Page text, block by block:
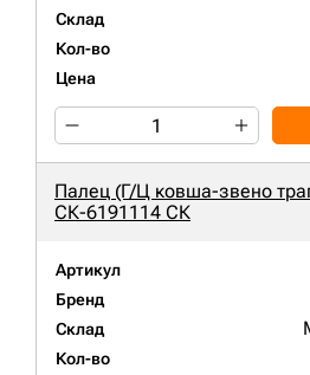
Склад
Кол-во
Цена
Палец (Г/Ц ковша-звено
СК-6191114 СК
Артикул
Бренд
Склад
Кол-во